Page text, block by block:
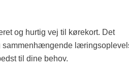
og hurtig vej til kørekort. Det
sammenhængende
til dine behov.